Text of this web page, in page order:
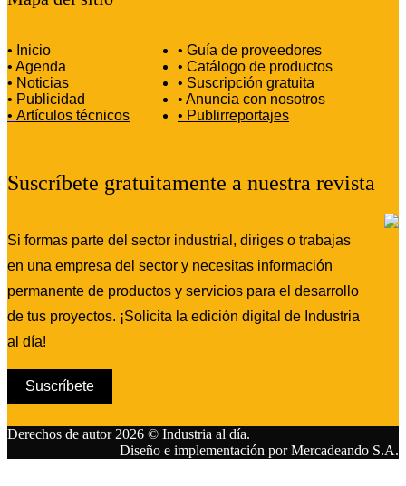
• Inicio
• Agenda
• Noticias
• Publicidad
• Artículos técnicos
• Guía de proveedores
• Catálogo de productos
• Suscripción gratuita
• Anuncia con nosotros
• Publirreportajes
Suscríbete gratuitamente a nuestra revista
Si formas parte del sector industrial, diriges o trabajas
en una empresa del sector y necesitas información
permanente de productos y servicios para el desarrollo
de tus proyectos. ¡Solicita la edición digital de Industria
al día!
Suscríbete
Derechos de autor 2026 © Industria al día.
Diseño e implementación por Mercadeando S.A.